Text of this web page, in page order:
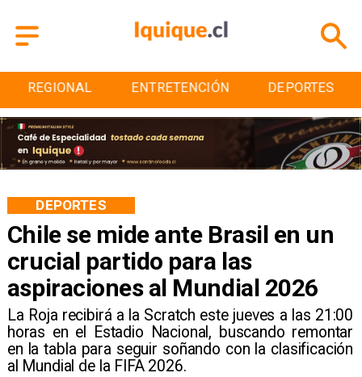
ENTRETENCIÓN DEPORTES
Chile se mide ante Brasil en un
crucial partido para las
aspiraciones al Mundial 2026
​La Roja recibirá a la Scratch este jueves a las 21:00
horas en el Estadio Nacional, buscando remontar
en la tabla para seguir soñando con la clasificación
al Mundial de la FIFA 2026.
DEPORTES